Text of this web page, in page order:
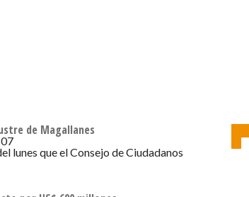
de Magallanes
lunes que el Consejo de Ciudadanos